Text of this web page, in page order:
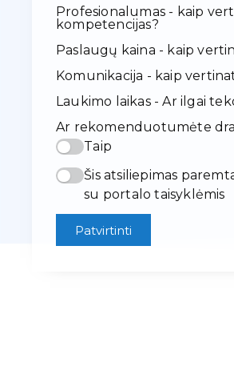
Profesionalumas - kaip
kompetencijas?
Paslaugų kaina - kaip
Komunikacija - kaip
Laukimo laikas - Ar ilgai
Ar rekomenduotumėte
Taip
Šis atsiliepimas
su portalo taisyklėmis
Patvirtinti